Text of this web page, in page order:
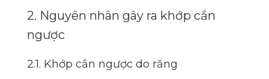
2. Nguyên nhân gây ra khớp cắn
ngược
2.1. Khớp cắn ngược do răng